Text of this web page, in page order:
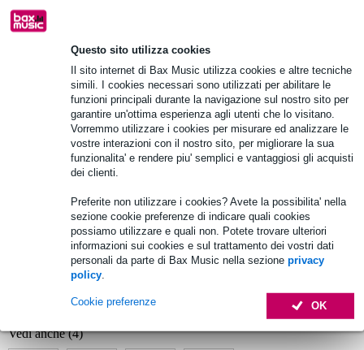
Questo sito utilizza cookies
Il sito internet di Bax Music utilizza cookies e altre tecniche
simili. I cookies necessari sono utilizzati per abilitare le
funzioni principali durante la navigazione sul nostro sito per
garantire un'ottima esperienza agli utenti che lo visitano.
Vorremmo utilizzare i cookies per misurare ed analizzare le
vostre interazioni con il nostro sito, per migliorare la sua
funzionalita' e rendere piu' semplici e vantaggiosi gli acquisti
dei clienti.
Preferite non utilizzare i cookies? Avete la possibilita' nella
sezione cookie preferenze di indicare quali cookies
possiamo utilizzare e quali non. Potete trovare ulteriori
informazioni sui cookies e sul trattamento dei vostri dati
personali da parte di Bax Music nella sezione privacy
policy
OK
Cookie preferenze
Disponibilità online
Consegna gratuita
Oltre 48.000 articoli disponibili
1.250 marchi leader
Informazioni sul prodotto
potenti amplificatori di potenza PA per il pilotaggio di altoparlanti
una gamma di modelli diversi disponibili
elegante pannello di controllo frontale con griglia di ventilazione
Specifiche complete
Vedi anche (4)